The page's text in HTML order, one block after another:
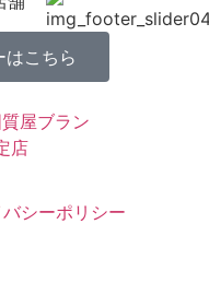
はこちら
シーポリシー